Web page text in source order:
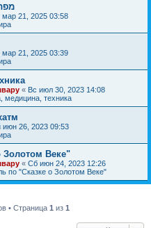
мар 21, 2025 03:58
мар 21, 2025 03:39
« Вс июл 30, 2023 14:08
медицина, техника
июн 26, 2023 09:53
Золотом Веке"
« Сб июн 24, 2023 12:26
по "Сказке о Золотом Веке"
• Страница 1 из 1